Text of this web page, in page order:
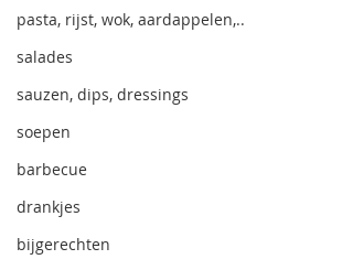
pasta, rijst, wok, aardappelen,..
salades
sauzen, dips, dressings
soepen
barbecue
drankjes
bijgerechten